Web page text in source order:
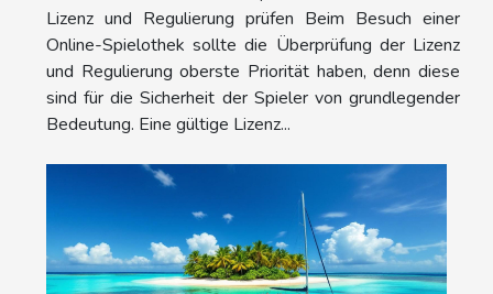
Lizenz und Regulierung prüfen Beim Besuch einer
Online-Spielothek sollte die Überprüfung der Lizenz
und Regulierung oberste Priorität haben, denn diese
sind für die Sicherheit der Spieler von grundlegender
Bedeutung. Eine gültige Lizenz...